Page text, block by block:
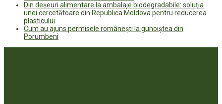
Din deșeuri alimentare la ambalaje biodegradabile: soluția
unei cercetătoare din Republica Moldova pentru reducerea
plasticului
Cum au ajuns permisele românești la gunoiștea din
Porumbeni